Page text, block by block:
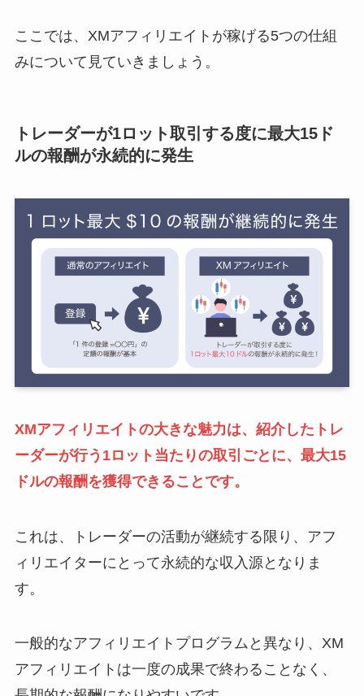
ここでは、XMアフィリエイトが稼げる5つの仕組
みについて見ていきましょう。
トレーダーが1ロット取引する度に最大15ド
ルの報酬が永続的に発生
XMアフィリエイトの大きな魅力は、紹介したトレ
ーダーが行う1ロット当たりの取引ごとに、最大15
ドルの報酬を獲得できることです。
これは、トレーダーの活動が継続する限り、アフ
ィリエイターにとって永続的な収入源となりま
す。
一般的なアフィリエイトプログラムと異なり、XM
アフィリエイトは一度の成果で終わることなく、